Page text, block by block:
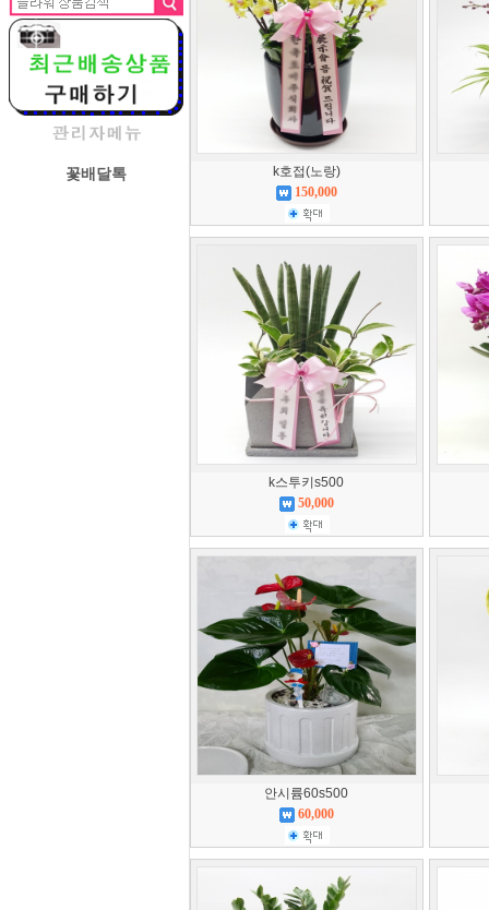
꽃배달톡
k호접(노랑)
150,000
k스투키s500
50,000
안시륨60s500
60,000